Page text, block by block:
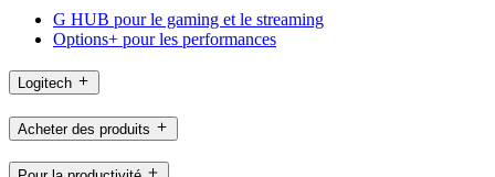
G HUB pour le gaming et le streaming
Options+ pour les performances
Logitech
Acheter des produits